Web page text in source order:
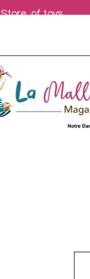
Store of toys